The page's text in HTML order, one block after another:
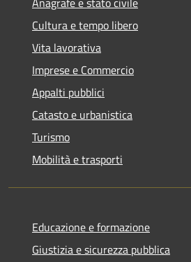
Cultura e tempo libero
Vita lavorativa
Imprese e Commercio
Appalti pubblici
Catasto e urbanistica
Turismo
Mobilità e trasporti
Educazione e formazione
Giustizia e sicurezza pubblica